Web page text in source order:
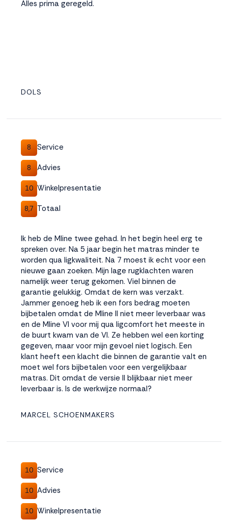
Alles prima geregeld.
DOLS
8 Service
8 Advies
10 Winkelpresentatie
8,7 Totaal
Ik heb de Mline twee gehad. In het begin heel erg te
spreken over. Na 5 jaar begin het matras minder te
worden qua ligkwaliteit. Na 7 moest ik echt voor een
nieuwe gaan zoeken. Mijn lage rugklachten waren
namelijk weer terug gekomen. Viel binnen de
garantie gelukkig. Omdat de kern was verzakt.
Jammer genoeg heb ik een fors bedrag moeten
bijbetalen omdat de Mline II niet meer leverbaar was
en de Mline VI voor mij qua ligcomfort het meeste in
de buurt kwam van de VI. Ze hebben wel een korting
gegeven, maar voor mijn gevoel niet logisch. Een
klant heeft een klacht die binnen de garantie valt en
moet wel fors bijbetalen voor een vergelijkbaar
matras. Dit omdat de versie II blijkbaar niet meer
leverbaar is. Is de werkwijze normaal?
MARCEL SCHOENMAKERS
10 Service
10 Advies
10 Winkelpresentatie